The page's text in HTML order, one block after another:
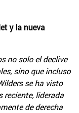
y la nueva
no solo el declive
sino que incluso
se ha visto
reciente, liderada
de derecha